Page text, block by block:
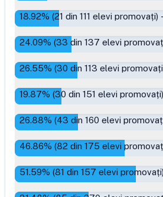
18.92% (21 din 111 elevi promovați) -
24.09% (33 din 137 elevi
26.55% (30 din 113 elevi
19.87% (30 din 151 elevi promovați)
26.88% (43 din 160 elevi
46.86% (82 din 175 elevi
51.59% (81 din 157 elevi promovați)